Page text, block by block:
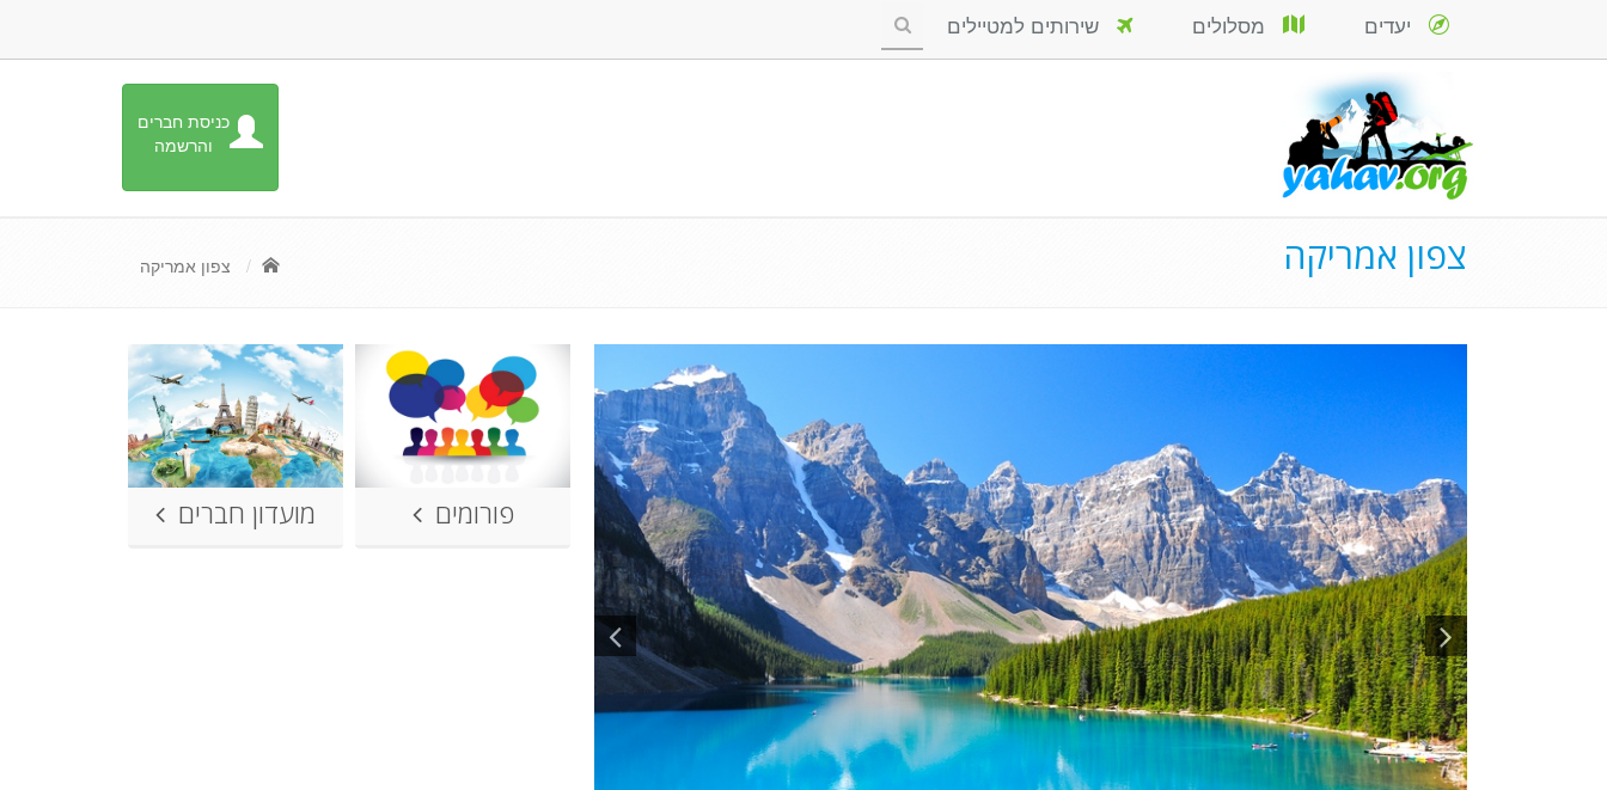
כניסת חברים
והרשמה
יעדים מסלולים שירותים למטיילים
צפון אמריקה צפון אמריקה
פורומים מועדון חברים